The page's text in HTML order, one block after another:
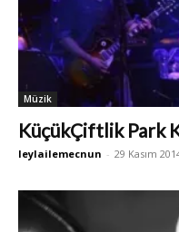
Müzik
KüçükÇiftlik Park
leylailemecnun - 29 Kasım